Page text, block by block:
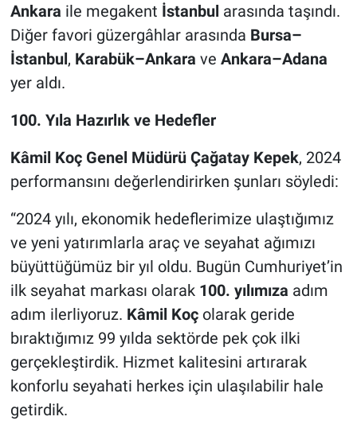
Ankara ile megakent İstanbul arasında taşındı.
Diğer favori güzergâhlar arasında Bursa–
İstanbul, Karabük–Ankara ve Ankara–Adana
yer aldı.
100. Yıla Hazırlık ve Hedefler
Kâmil Koç Genel Müdürü Çağatay Kepek, 2024
performansını değerlendirirken şunları söyledi:
“2024 yılı, ekonomik hedeflerimize ulaştığımız
ve yeni yatırımlarla araç ve seyahat ağımızı
büyüttüğümüz bir yıl oldu. Bugün Cumhuriyet’in
ilk seyahat markası olarak 100. yılımıza adım
adım ilerliyoruz. Kâmil Koçolarak geride
bıraktığımız 99 yılda sektörde pek çok ilki
gerçekleştirdik. Hizmet kalitesini artırarak
konforlu seyahati herkes için ulaşılabilir hale
getirdik.